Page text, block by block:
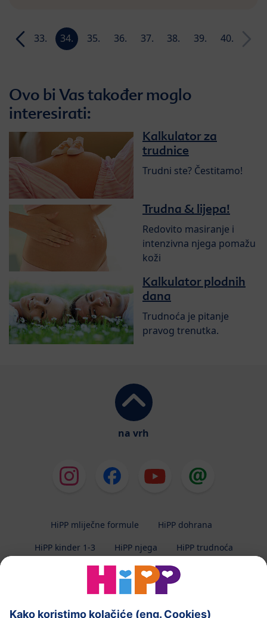
32.
33.
34.
35.
36.
37.
38.
39.
40.
Ovo bi Vas također moglo
interesirati:
Kalkulator za
trudnice
Trudni ste? Čestitamo!
Trudna & lijepa!
Redovito masiranje i
intenzivna njega pomažu
koži
Kalkulator plodnih
dana
Trudnoća je pitanje
pravog trenutka.
na vrh
HiPP mliječne formule
HiPP dohrana
HiPP kinder 1-3
HiPP njega HiPP trudnoća
Zaštita privatnosti
Uvjeti korištenja